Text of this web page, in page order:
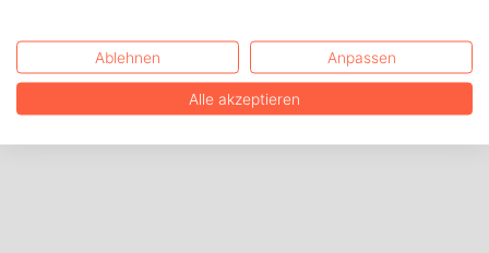
Ablehnen Anpassen
Alle akzeptieren